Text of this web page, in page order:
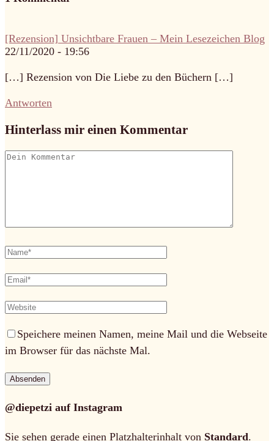
[Rezension] Unsichtbare Frauen – Mein Lesezeichen Blog
22/11/2020 - 19:56
[…] Rezension von Die Liebe zu den Büchern […]
Antworten
Hinterlass mir einen Kommentar
Speichere meinen Namen, meine Mail und die Webseite
im Browser für das nächste Mal.
@diepetzi auf Instagram
Sie sehen gerade einen Platzhalterinhalt von Standard.